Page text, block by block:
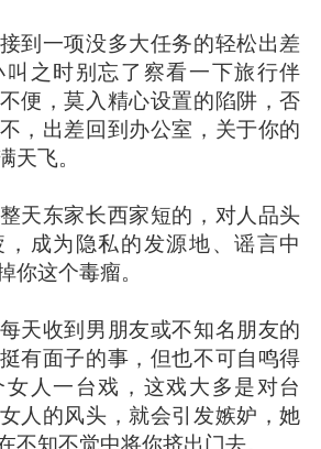
一项没多大任务的轻松出差
之时别忘了察看一下旅行伴
便，莫入精心设置的陷阱，否
，出差回到办公室，关于你的
天飞。
东家长西家短的，对人品头
成为隐私的发源地、谣言中
你这个毒瘤。
收到男朋友或不知名朋友的
有面子的事，但也不可自鸣得
人一台戏，这戏大多是对台
人的风头，就会引发嫉妒，她
不知不觉中将你挤出门去。